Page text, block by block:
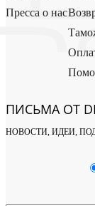
Пресса о нас
ПИСЬМА ОТ
НОВОСТИ, ИДЕИ,